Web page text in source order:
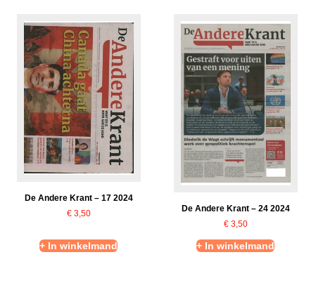
De Andere Krant – 17 2024
€3,50
+ In winkelmand
De Andere Krant – 24 2024
€3,50
+ In winkelmand